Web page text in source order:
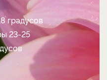
градусов
23-25